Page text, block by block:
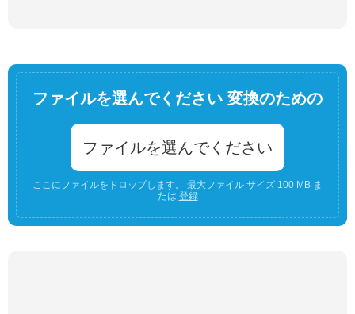
ファイルを選んでください 変換のための
ファイルを選んでください
ここにファイルをドロップします。 最大ファイル サイズ 100 MB ま
たは 登録